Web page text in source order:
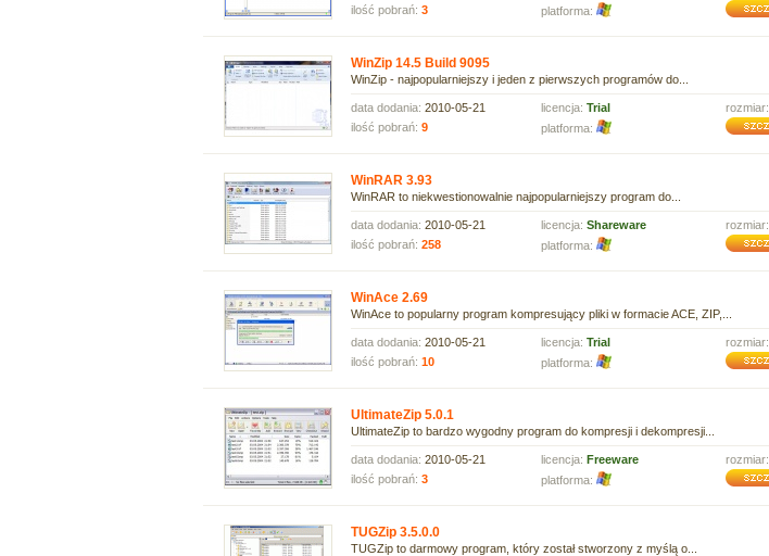
ilość pobrań: 3 platforma:
WinZip 14.5 Build 9095
WinZip - najpopularniejszy i jeden z pierwszych programów do...
data dodania: 2010-05-21 licencja: Trial rozmiar:
ilość pobrań: 9 platforma:
WinRAR 3.93
WinRAR to niekwestionowalnie najpopularniejszy program do...
data dodania: 2010-05-21 licencja: Shareware rozmiar:
ilość pobrań: 258 platforma:
WinAce 2.69
WinAce to popularny program kompresujący pliki w formacie ACE, ZIP,...
data dodania: 2010-05-21 licencja: Trial rozmiar:
ilość pobrań: 10 platforma:
UltimateZip 5.0.1
UltimateZip to bardzo wygodny program do kompresji i dekompresji...
data dodania: 2010-05-21 licencja: Freeware rozmiar:
ilość pobrań: 3 platforma:
TUGZip 3.5.0.0
TUGZip to darmowy program, który został stworzony z myślą o...